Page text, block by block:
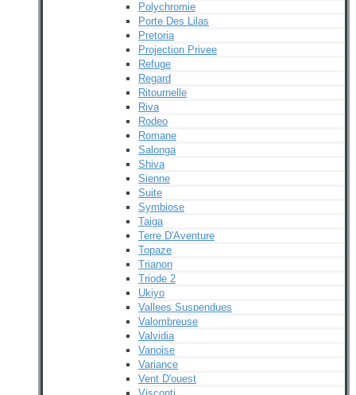
Polychromie
Porte Des Lilas
Pretoria
Projection Privee
Refuge
Regard
Ritournelle
Riva
Rodeo
Romane
Salonga
Shiva
Sienne
Suite
Symbiose
Taiga
Terre D'Aventure
Topaze
Trianon
Triode 2
Ukiyo
Vallees Suspendues
Valombreuse
Valvidia
Vanoise
Variance
Vent D'ouest